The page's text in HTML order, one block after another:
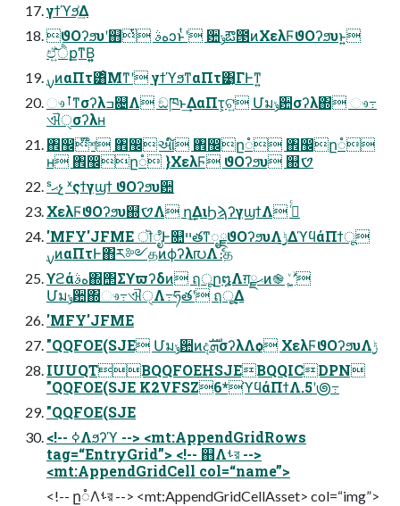
γϯϓϧ͗͢Δ
ϑΟʔϧυʹ஋ͭ هࣄͻͱͭʹ ਺ݸఔ౓ͷΧελϜϑΟʔϧυͱ͍͏
ඒ͍͠ੈքͳΒ͍͍
࣮ࡍͷαΠτ͸ͦΜͳʹ γϯϓϧͳαΠτ͹͔ΓͰͳ͍
ෳࡶͳσʔλߏ଄Λ ඞཁͱ͢ΔαΠτ͕ଟ͍ Մมݸ਺σʔλ΍ ෳ߹
ଐੑσʔλʜ
঎඼໊শ ঎඼આ໌ ঎඼ը૾ ঎඼ը૾
ʜ ঎඼ը૾ }ΧελϜ ϑΟʔϧυ ஍ࠈ
ˢޙչ ˣςϯγϣϯ ϑΟʔϧυ਺
ΧελϜϑΟʔϧυ஍ࠈΛ ղܾ͢ΔιϦϡʔγϣϯΛ ࡞ͬͨ
'MFY'JFME ॊೈͰ௚ײతͳೖྗϑΟʔϧυΛ࣮ݱ͢ΔϓϥάΠϯू
࣮ࡍͷαΠτͰ΋ར༻தͷϕʔλ൛Λެ։த
ϒϩάهࣄ΍΢Σϒϖʔδͷ ฤूը໘Λग़ྗޙͷ֎؍ʹ͚ۙͮ
Մมݸ਺΍ෳ߹ଐੑΛ߹ཧతʹ ฤू͢Δ
'MFY'JFME
"QQFOE(SJE Մมݸ਺ͷදܗࣜσʔλΛѻ͏ ΧελϜϑΟʔϧυΛ࣮ݱ
IUUQTBQQFOEHSJEBQQICDPN
"QQFOE(SJE K2VFSZ6*ϓϥάΠϯΛ.5ʹ౷߹
"QQFOE(SJE
<!-- ߦΛϧʔϓ --> <mt:AppendGridRows
tag=“EntryGrid”> <!-- ஋Λࢀর -->
<mt:AppendGridCell col=“name”>
<!-- ը૾Λࢀর --> <mt:AppendGridCellAsset> col=“img”>